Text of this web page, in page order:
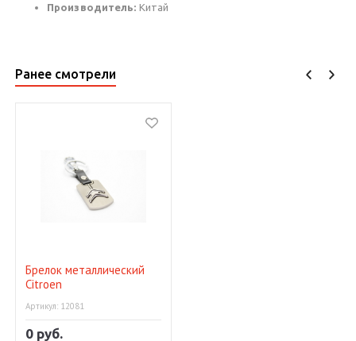
Производитель: Китай
Ранее смотрели
Брелок металлический
Citroen
Артикул: 12081
0 руб.